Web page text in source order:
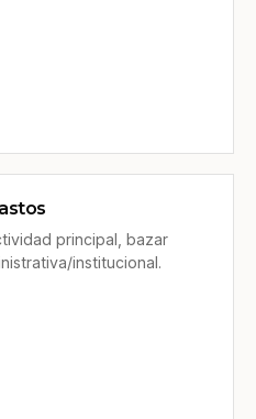
principal, bazar
institucional.